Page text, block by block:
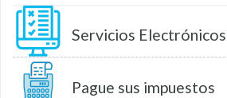
Servicios Electrónicos
Pague sus impuestos